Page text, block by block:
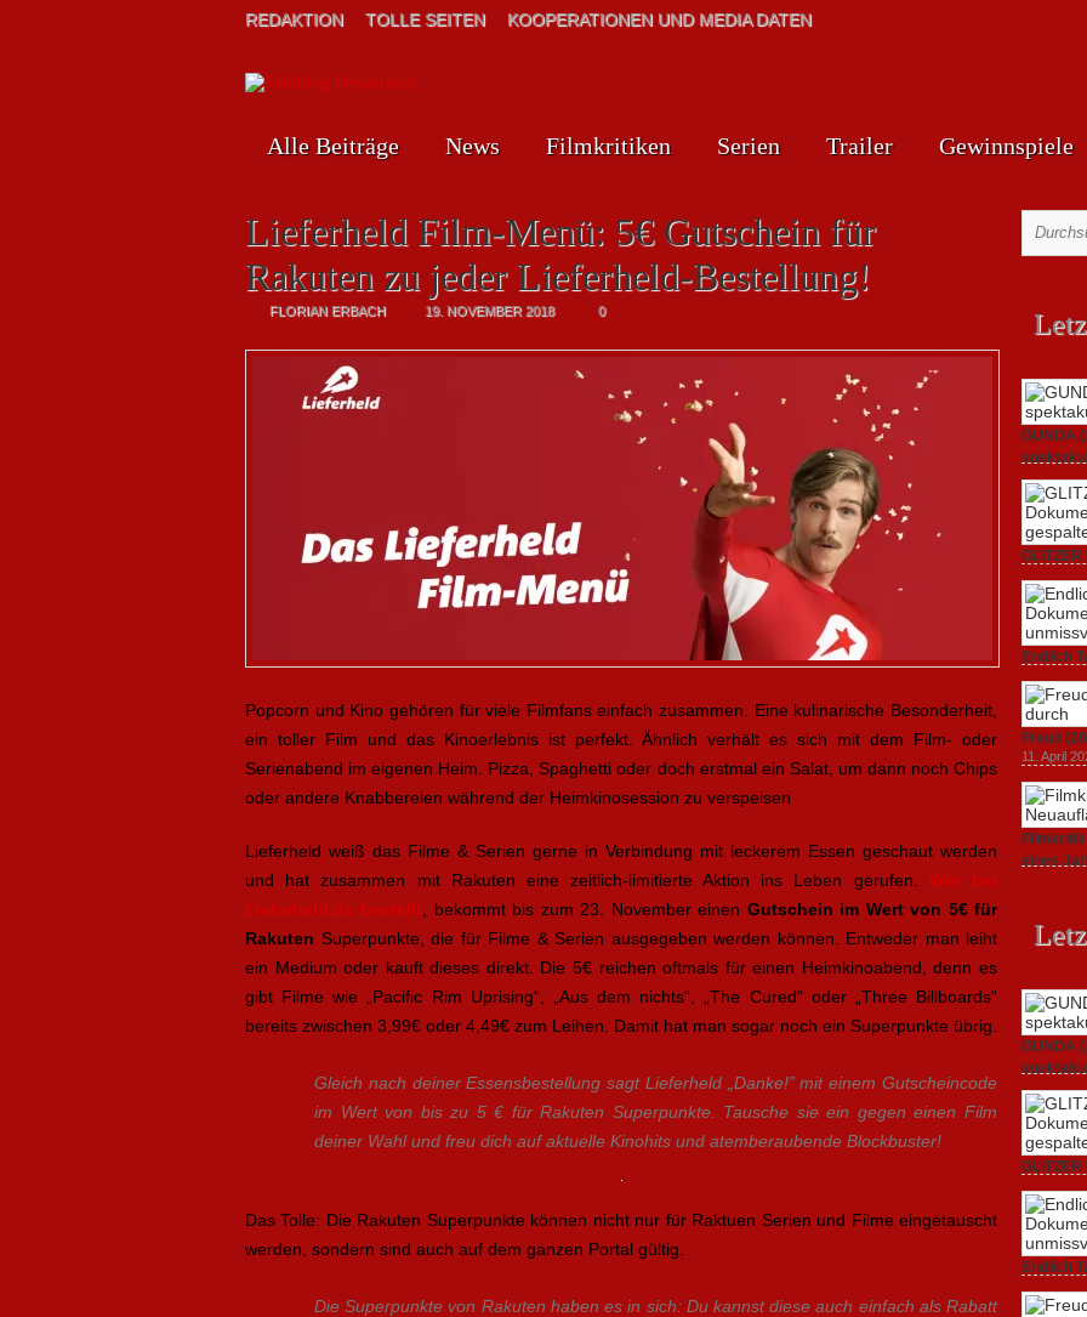
REDAKTION TOLLE SEITEN KOOPERATIONEN UND MEDIA DATEN
Alle Beiträge News Filmkritiken Serien Trailer Gewinnspiele
Lieferheld Film-Menü: 5€ Gutschein für
Rakuten zu jeder Lieferheld-Bestellung!
FLORIAN ERBACH 19. NOVEMBER 2018 0
Popcorn und Kino gehören für viele Filmfans einfach zusammen. Eine kulinarische Besonderheit,
ein toller Film und das Kinoerlebnis ist perfekt. Ähnlich verhält es sich mit dem Film- oder
Serienabend im eigenen Heim. Pizza, Spaghetti oder doch erstmal ein Salat, um dann noch Chips
oder andere Knabbereien während der Heimkinosession zu verspeisen
Lieferheld weiß das Filme & Serien gerne in Verbindung mit leckerem Essen geschaut werden
und hat zusammen mit Rakuten eine zeitlich-limitierte Aktion ins Leben gerufen. Wer bei
Lieferheld.de bestellt , bekommt bis zum 23. November einen Gutschein im Wert von 5€ für
Rakuten Superpunkte, die für Filme & Serien ausgegeben werden können. Entweder man leiht
ein Medium oder kauft dieses direkt. Die 5€ reichen oftmals für einen Heimkinoabend, denn es
gibt Filme wie „Pacific Rim Uprising“, „Aus dem nichts“, „The Cured“ oder „Three Billboards“
bereits zwischen 3,99€ oder 4,49€ zum Leihen. Damit hat man sogar noch ein Superpunkte übrig.
Gleich nach deiner Essensbestellung sagt Lieferheld „Danke!” mit einem Gutscheincode
im Wert von bis zu 5 € für Rakuten Superpunkte. Tausche sie ein gegen einen Film
deiner Wahl und freu dich auf aktuelle Kinohits und atemberaubende Blockbuster!
Das Tolle: Die Rakuten Superpunkte können nicht nur für Raktuen Serien und Filme eingetauscht
werden, sondern sind auch auf dem ganzen Portal gültig.
Die Superpunkte von Rakuten haben es in sich: Du kannst diese auch einfach als Rabatt
GUNDA
3.
Endlich
19. Mai
Freud
11. April
eines
GUNDA
Amerika.
3.
Endlich
19. Mai